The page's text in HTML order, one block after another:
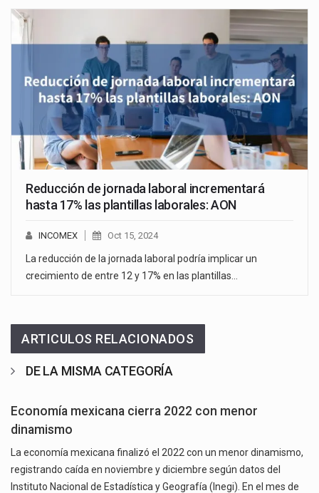
Reducción de jornada laboral incrementará
hasta 17% las plantillas laborales: AON
INCOMEX Oct 15, 2024
La reducción de la jornada laboral podría implicar un
crecimiento de entre 12 y 17% en las plantillas…
ARTICULOS RELACIONADOS
DE LA MISMA CATEGORÍA
Economía mexicana cierra 2022 con menor
dinamismo
La economía mexicana finalizó el 2022 con un menor dinamismo,
registrando caída en noviembre y diciembre según datos del
Instituto Nacional de Estadística y Geografía (Inegi). En el mes de